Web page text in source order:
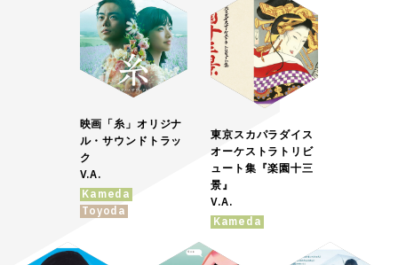
映画「糸」オリジナ
ル・サウンドトラッ
ク
V.A.
Kameda
Toyoda
東京スカパラダイス
オーケストラトリビ
ュート集『楽園十三
景』
V.A.
Kameda